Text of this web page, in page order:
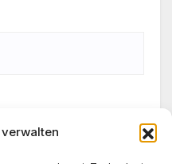
Adresse und meine